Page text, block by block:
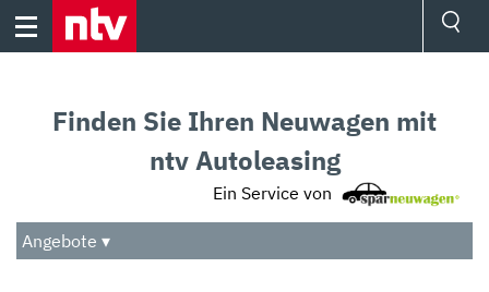
Skip
Audio
Das Beste
Finden Sie Ihren Neuwagen mit
ntv Autoleasing
Ein Service von
Angebote ▾